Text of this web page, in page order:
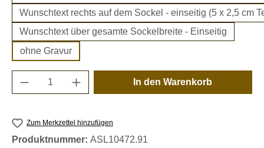
Wunschtext rechts auf dem Sockel - einseitig (5 x 2,5 cm
Wunschtext über gesamte Sockelbreite - Einseitig
ohne Gravur
Produkt Anzahl: Gib den gewünschten
In den Warenkorb
Zum Merkzettel hinzufügen
Produktnummer: ASL10472.91